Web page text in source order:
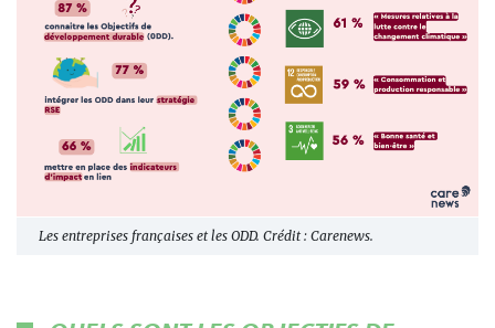
Les entreprises françaises et les ODD. Crédit : Carenews.